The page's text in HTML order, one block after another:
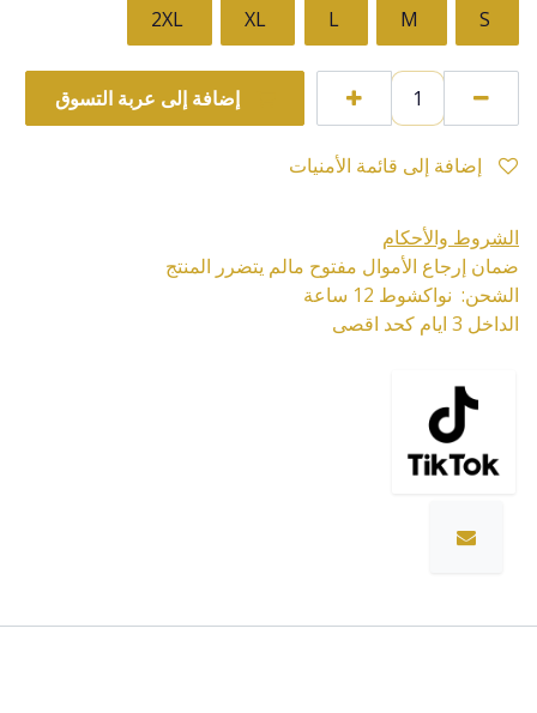
S
M
L
XL
2XL
إضافة إلى عربة التسوق
الشروط والأحكام
ضمان إرجاع الأموال مفتوح مالم يتضرر المنتج
الشحن: نواكشوط 12 ساعة
الداخل 3 ايام كحد اقصى